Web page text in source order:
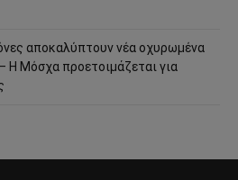
αποκαλύπτουν νέα οχυρωμένα
Μόσχα προετοιμάζεται για